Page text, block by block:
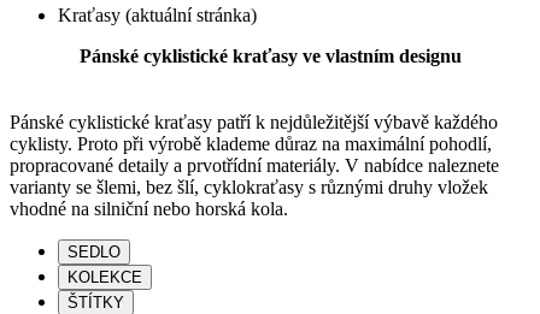
Kraťasy (aktuální stránka)
Pánské cyklistické kraťasy ve vlastním designu
Pánské cyklistické kraťasy patří k nejdůležitější výbavě každého
cyklisty. Proto při výrobě klademe důraz na maximální pohodlí,
propracované detaily a prvotřídní materiály. V nabídce naleznete
varianty se šlemi, bez šlí, cyklokraťasy s různými druhy vložek
vhodné na silniční nebo horská kola.
SEDLO
KOLEKCE
ŠTÍTKY